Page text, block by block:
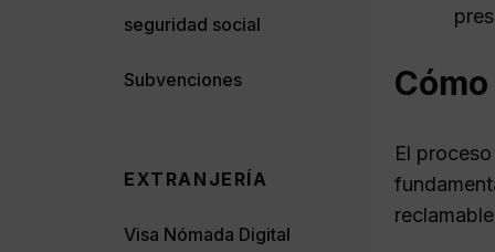
El
seguridad social
Subvenciones
EXTRANJERÍA
Visa Nómada Digital